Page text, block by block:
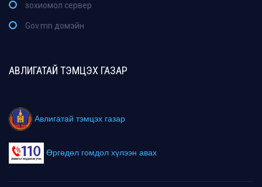
зохиомол сервер
Gov.mn домэйн
АВЛИГАТАЙ ТЭМЦЭХ ГАЗАР
Авлигатай тэмцэх газар
Өргөдөл гомдол хүлээн авах